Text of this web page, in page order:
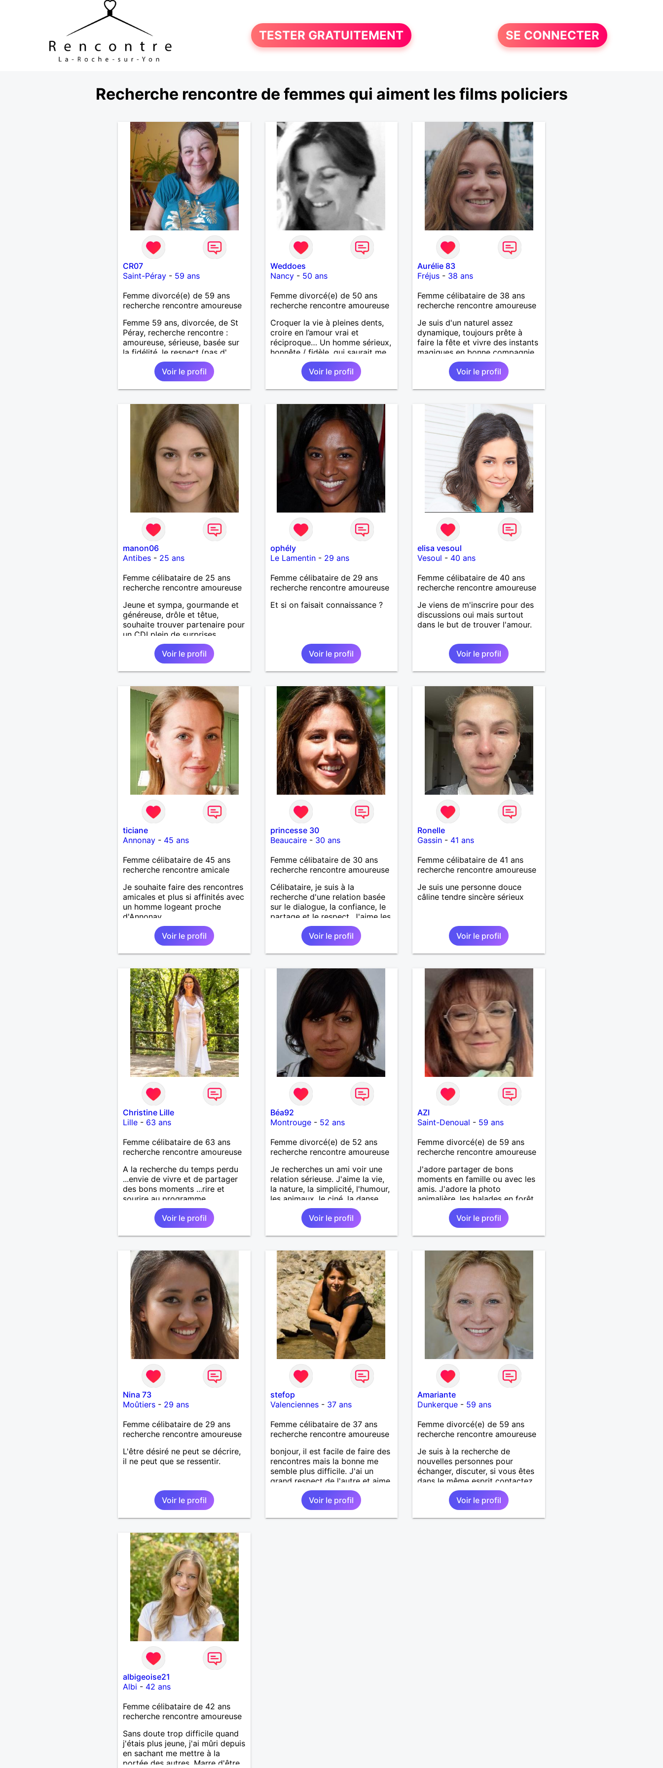
TESTER GRATUITEMENT SE CONNECTER
Recherche rencontre de femmes qui aiment les films policiers
CR07
Saint-Péray- 59 ans
Femme divorcé(e) de 59 ans
recherche rencontre amoureuse
Femme 59 ans, divorcée, de St
Péray, recherche rencontre :
amoureuse, sérieuse, basée sur
la fidélité, le respect (pas d'
aventure d'un soir). Rien ne vaut
une rencontre après quelques
échanges par messages pour
savoir si il y a un feeling entre
Au plaisir de se découvrir...
Voir le profil
Weddoes
Nancy- 50 ans
Femme divorcé(e) de 50 ans
recherche rencontre amoureuse
Croquer la vie à pleines dents,
croire en l’amour vrai et
réciproque… Un homme sérieux,
honnête / fidèle, qui saurait me
faire rire à nouveau, est le bien
Voir le profil
Aurélie 83
Fréjus - 38 ans
Femme célibataire de 38 ans
recherche rencontre amoureuse
Je suis d'un naturel assez
dynamique, toujours prête à
faire la fête et vivre des instants
magiques en bonne compagnie,
ciné, resto, bar-pub, ou une
bonne soirée en duo.
Voir le profil
manon06
Antibes- 25 ans
Femme célibataire de 25 ans
recherche rencontre amoureuse
Jeune et sympa, gourmande et
généreuse, drôle et têtue,
souhaite trouver partenaire pour
un CDI plein de surprises.
Voir le profil
ophély
Le Lamentin- 29 ans
Femme célibataire de 29 ans
recherche rencontre amoureuse
Et si on faisait connaissance ?
Voir le profil
elisa vesoul
Vesoul - 40 ans
Femme célibataire de 40 ans
recherche rencontre amoureuse
Je viens de m'inscrire pour des
discussions oui mais surtout
dans le but de trouver l'amour.
Voir le profil
ticiane
Annonay- 45 ans
Femme célibataire de 45 ans
recherche rencontre amicale
Je souhaite faire des rencontres
amicales et plus si affinités avec
un homme logeant proche
d'Annonay.
Voir le profil
princesse 30
Beaucaire- 30 ans
Femme célibataire de 30 ans
recherche rencontre amoureuse
Célibataire, je suis à la
recherche d'une relation basée
sur le dialogue, la confiance, le
partage et le respect. J'aime les
choses simples, balades en
forêt, dîners entre amis, un petit
resto plein de charme. J'aime
rire, cuisiner, mais tout cela
Voir le profil
Ronelle
Gassin - 41 ans
Femme célibataire de 41 ans
recherche rencontre amoureuse
Je suis une personne douce
câline tendre sincère sérieux
Voir le profil
Christine Lille
Lille- 63 ans
Femme célibataire de 63 ans
recherche rencontre amoureuse
A la recherche du temps perdu
...envie de vivre et de partager
des bons moments ...rire et
sourire au programme...
Voir le profil
Béa92
Montrouge- 52 ans
Femme divorcé(e) de 52 ans
recherche rencontre amoureuse
Je recherches un ami voir une
relation sérieuse. J'aime la vie,
la nature, la simplicité, l'humour,
les animaux, le ciné, la danse
etc. Pour en savoir plus il faut
me contacter.Voir le profil
AZI
Saint-Denoual - 59 ans
Femme divorcé(e) de 59 ans
recherche rencontre amoureuse
J'adore partager de bons
moments en famille ou avec les
amis. J'adore la photo
animalière, les balades en forêt
ou à la mer. Je recherche une
personne sympa et on verra si
affinités. Envoyez-moi message.
A bientôt.
Voir le profil
Nina 73
Moûtiers- 29 ans
Femme célibataire de 29 ans
recherche rencontre amoureuse
L'être désiré ne peut se décrire,
il ne peut que se ressentir.
Voir le profil
stefop
Valenciennes- 37 ans
Femme célibataire de 37 ans
recherche rencontre amoureuse
bonjour, il est facile de faire des
rencontres mais la bonne me
semble plus difficile. J'ai un
grand respect de l'autre et aime
les gens d'où qu'ils viennent dès
l'instant où ils sont curieux,
bavards et aiment la vie.
Voir le profil
Amariante
Dunkerque - 59 ans
Femme divorcé(e) de 59 ans
recherche rencontre amoureuse
Je suis à la recherche de
nouvelles personnes pour
échanger, discuter, si vous êtes
dans le même esprit contactez
moi et qui sait!
Voir le profil
albigeoise21
Albi - 42 ans
Femme célibataire de 42 ans
recherche rencontre amoureuse
Sans doute trop difficile quand
j'étais plus jeune, j'ai mûri depuis
en sachant me mettre à la
portée des autres. Marre d'être